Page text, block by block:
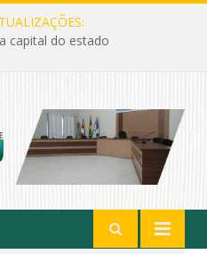
capital do estado